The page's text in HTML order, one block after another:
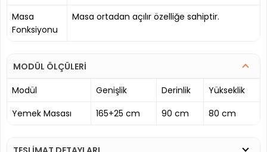
Masa
Fonksiyonu
Masa ortadan açılır özelliğe sahiptir.
MODÜL ÖLÇÜLERİ
Modül
Genişlik Derinlik
Yükseklik
Yemek Masası
165+25 cm 90 cm 80 cm